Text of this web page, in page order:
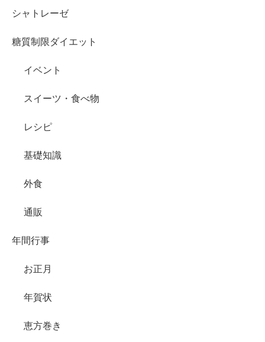
シャトレーゼ
糖質制限ダイエット
イベント
スイーツ・食べ物
レシピ
基礎知識
外食
通販
年間行事
お正月
年賀状
恵方巻き